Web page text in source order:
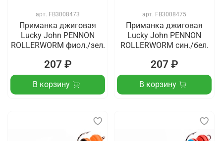
арт. FB3008473
Приманка джиговая
Lucky John PENNON
ROLLERWORM фиол./зел.
207 ₽
В корзину
арт. FB3008475
Приманка джиговая
Lucky John PENNON
ROLLERWORM син./бел.
207 ₽
В корзину